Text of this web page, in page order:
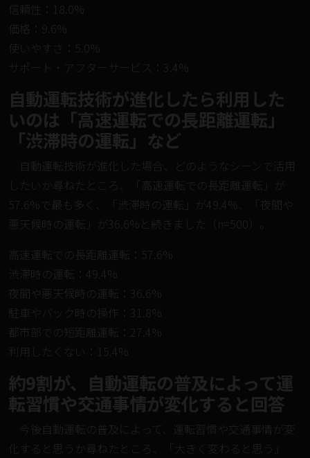
信頼性：18.0%
価格：9.6%
使いやすさ：5.0%
サポート・アフターサービス：3.4%
自動運転技術が進化したら利用した
いのは「高速運転での長距離運転」
「渋滞時の運転」など
自動運転技術が進化した場合、どのようなシーンで活用
したいか尋ねたところ、「高速運転での長距離運転」が
57.6%で最も多く、「渋滞時の運転」が49.4%、「夜間や
悪天候時の運転」が36.6%と続きました（n=500）。
高速運転での長距離運転：57.6%
渋滞時の運転：49.4%
夜間や悪天候時の運転：36.6%
駐車やバック時の操作：31.8%
都市部での短距離運転：27.4%
利用したくない：15.4%
約9割が、自動運転の普及によって運
転習慣や交通事情が変化すると回答
今後自動運転の普及によって、運転習慣や交通事情が変
化すると思うか尋ねたところ、「大きく変わると思う」